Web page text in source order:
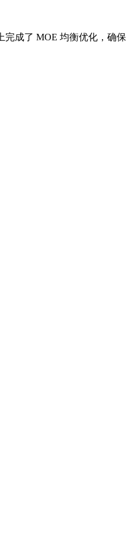
完成了 MOE 均衡优化，确保